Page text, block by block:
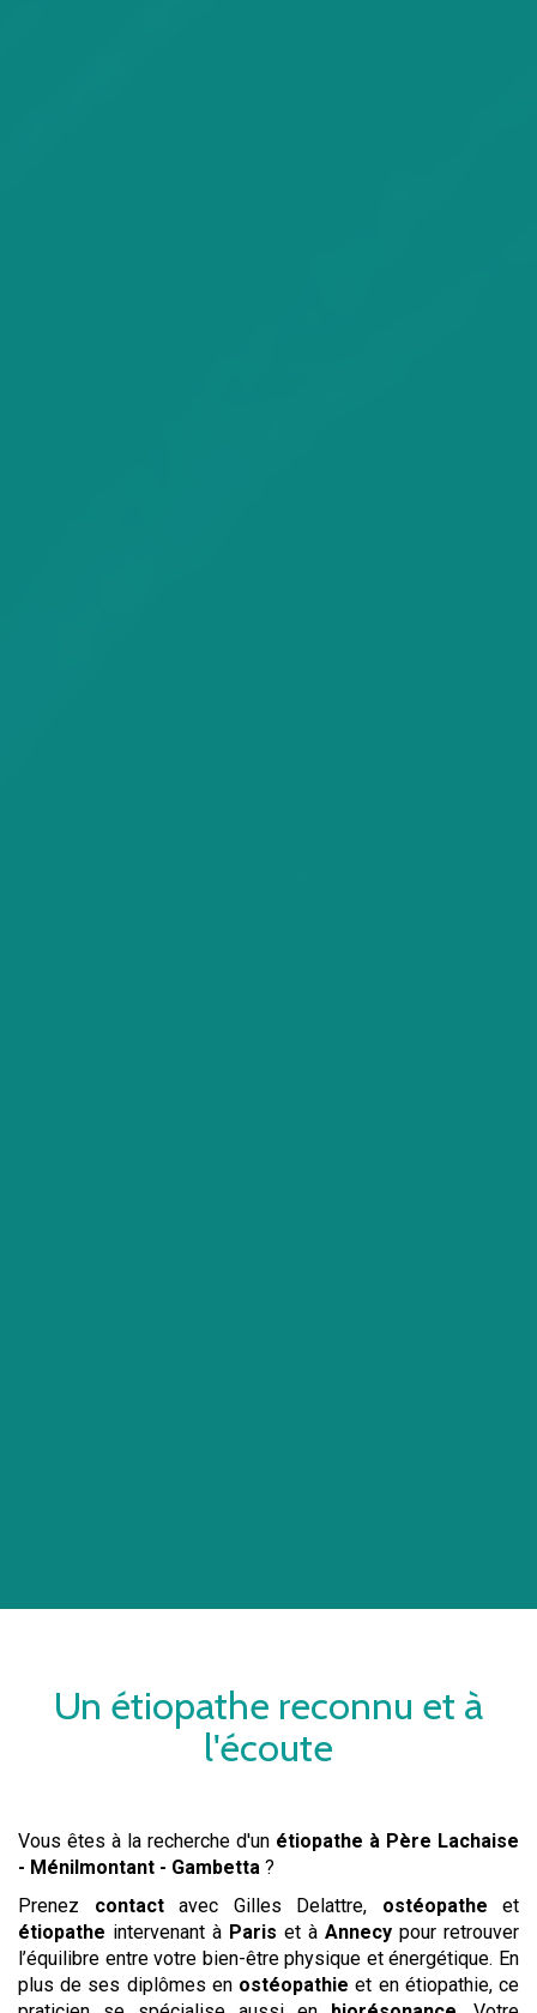
Un étiopathe reconnu et à
l'écoute
Vous êtes à la recherche d'un étiopathe à Père Lachaise
- Ménilmontant - Gambetta ?
Prenez contactavec Gilles Delattre, ostéopathe et
étiopathe intervenant à Paris et à Annecy pour retrouver
l’équilibre entre votre bien-être physique et énergétique. En
plus de ses diplômes en ostéopathie et en étiopathie, ce